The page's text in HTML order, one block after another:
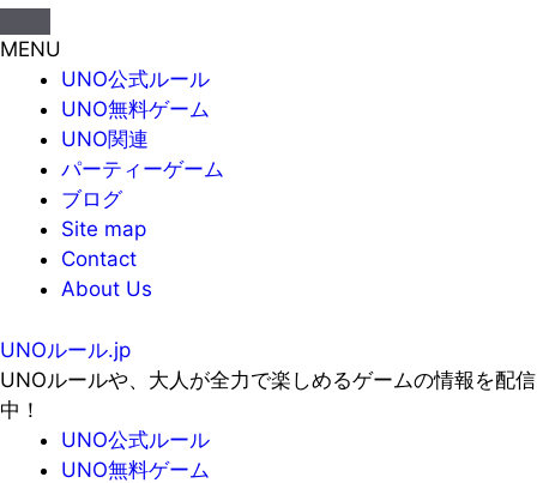
MENU
UNO公式ルール
UNO無料ゲーム
UNO関連
パーティーゲーム
ブログ
Site map
Contact
About Us
UNOルール.jp
UNOルールや、大人が全力で楽しめるゲームの情報を配信
中！
UNO公式ルール
UNO無料ゲーム